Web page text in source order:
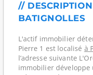
//
BATIGNOLLES
L'actif immobilier
Pierre 1 est localisé à
l’adresse suivante
immobilier développe